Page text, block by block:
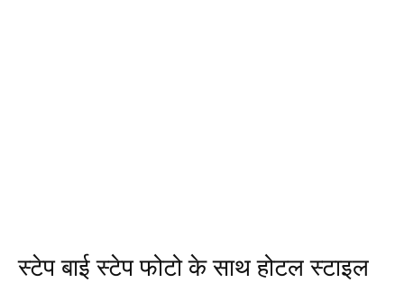
स्टेप बाई स्टेप फोटो के साथ होटल स्टाइल